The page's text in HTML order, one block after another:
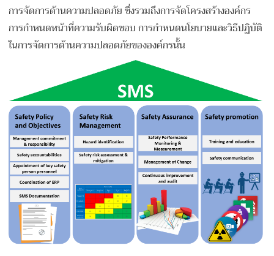
การจัดการด้านความปลอดภัย ซึ่งรวมถึงการจัดโครงสร้างองค์กร
การกำหนดหน้าที่ความรับผิดชอบ การกำหนดนโยบายและวิธีปฏิบัติ
ในการจัดการด้านความปลอดภัยขององค์กรนั้น